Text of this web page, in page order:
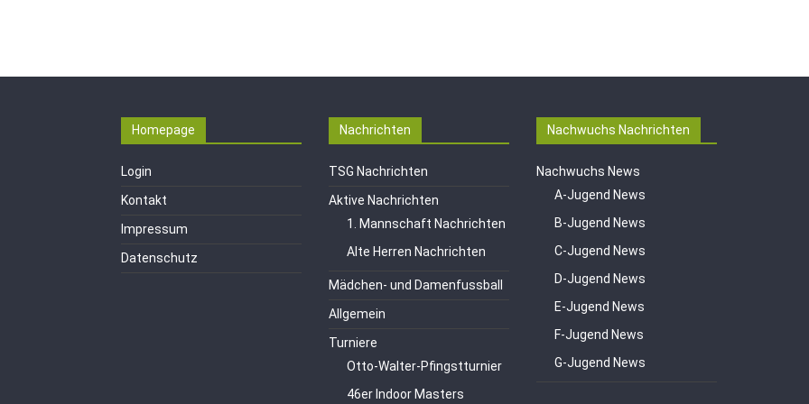
Homepage
Login
Kontakt
Impressum
Datenschutz
Nachrichten
TSG Nachrichten
Aktive Nachrichten
1. Mannschaft Nachrichten
Alte Herren Nachrichten
Mädchen- und Damenfussball
Allgemein
Turniere
Otto-Walter-Pfingstturnier
46er Indoor Masters
Nachwuchs Nachrichten
Nachwuchs News
A-Jugend News
B-Jugend News
C-Jugend News
D-Jugend News
E-Jugend News
F-Jugend News
G-Jugend News